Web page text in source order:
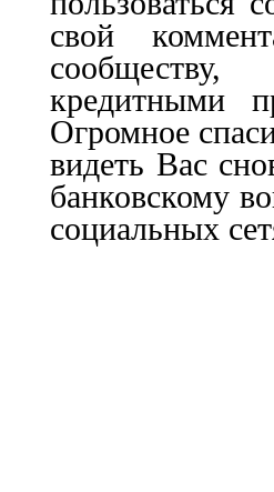
свой
кредитными
Огромное
видеть Вас
банковскому
социальных